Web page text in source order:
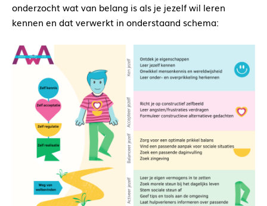
onderzocht wat van belang is als je jezelf wil leren
kennen en dat verwerkt in onderstaand schema: